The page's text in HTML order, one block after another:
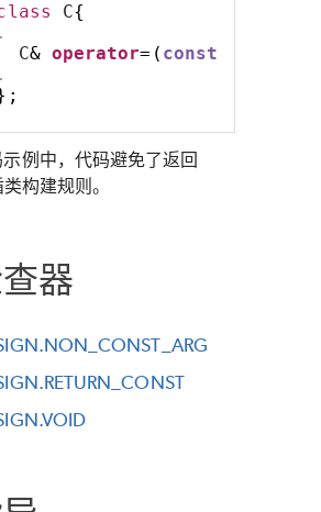
C{
& operator=( const
例中，代码避免了返回
构建规则。
器